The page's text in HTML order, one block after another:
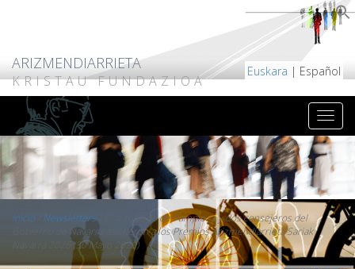
ARIZMENDIARRIETA
KRISTAU FUNDAZIOA
Euskara | Español
Inicio/ Newsletters/
El arzobispo de Pamplona y dos consejeros del
Gobierno de Navarra asistieron a los Premios Arizmendiarrieta Sariak
Navarra 2026 (30 Mayo 2026)